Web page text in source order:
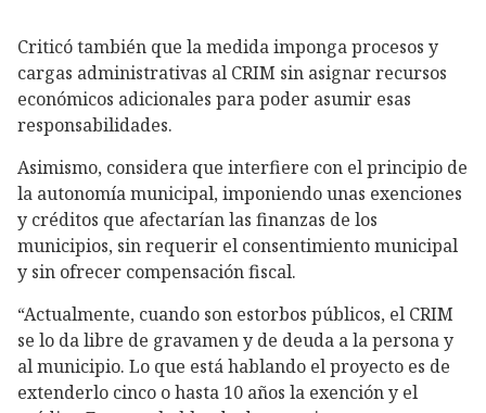
Criticó también que la medida imponga procesos y
cargas administrativas al CRIM sin asignar recursos
económicos adicionales para poder asumir esas
responsabilidades.
Asimismo, considera que interfiere con el principio de
la autonomía municipal, imponiendo unas exenciones
y créditos que afectarían las finanzas de los
municipios, sin requerir el consentimiento municipal
y sin ofrecer compensación fiscal.
“Actualmente, cuando son estorbos públicos, el CRIM
se lo da libre de gravamen y de deuda a la persona y
al municipio. Lo que está hablando el proyecto es de
extenderlo cinco o hasta 10 años la exención y el